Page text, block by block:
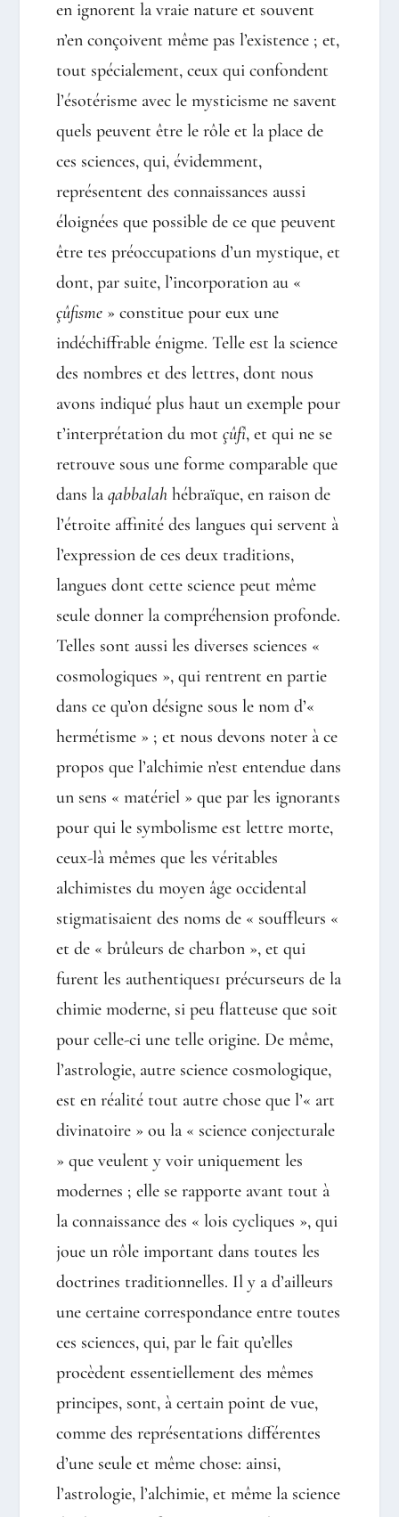
en ignorent la vraie nature et souvent
n’en conçoivent même pas l’existence ; et,
tout spécialement, ceux qui confondent
l’ésotérisme avec le mysticisme ne savent
quels peuvent être le rôle et la place de
ces sciences, qui, évidemment,
représentent des connaissances aussi
éloignées que possible de ce que peuvent
être tes préoccupations d’un mystique, et
dont, par suite, l’incorporation au «
çûfisme» constitue pour eux une
indéchiffrable énigme. Telle est la science
des nombres et des lettres, dont nous
avons indiqué plus haut un exemple pour
t’interprétation du mot çûfî, et qui ne se
retrouve sous une forme comparable que
dans la qabbalahhébraïque, en raison de
l’étroite affinité des langues qui servent à
l’expression de ces deux traditions,
langues dont cette science peut même
seule donner la compréhension profonde.
Telles sont aussi les diverses sciences «
cosmologiques », qui rentrent en partie
dans ce qu’on désigne sous le nom d’«
hermétisme » ; et nous devons noter à ce
propos que l’alchimie n’est entendue dans
un sens « matériel » que par les ignorants
pour qui le symbolisme est lettre morte,
ceux-là mêmes que les véritables
alchimistes du moyen âge occidental
stigmatisaient des noms de « souffleurs «
et de « brûleurs de charbon », et qui
furent les authentiques1 précurseurs de la
chimie moderne, si peu flatteuse que soit
pour celle-ci une telle origine. De même,
l’astrologie, autre science cosmologique,
est en réalité tout autre chose que l’« art
divinatoire » ou la « science conjecturale
» que veulent y voir uniquement les
modernes ; elle se rapporte avant tout à
la connaissance des « lois cycliques », qui
joue un rôle important dans toutes les
doctrines traditionnelles. Il y a d’ailleurs
une certaine correspondance entre toutes
ces sciences, qui, par le fait qu’elles
procèdent essentiellement des mêmes
principes, sont, à certain point de vue,
comme des représentations différentes
d’une seule et même chose: ainsi,
l’astrologie, l’alchimie, et même la science